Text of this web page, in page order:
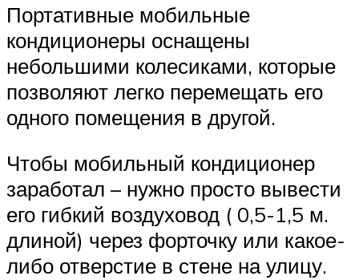
Портативные мобильные
кондиционеры оснащены
небольшими колесиками, которые
позволяют легко перемещать его
одного помещения в другой.
Чтобы мобильный кондиционер
заработал – нужно просто вывести
его гибкий воздуховод ( 0,5-1,5 м.
длиной) через форточку или какое-
либо отверстие в стене на улицу.